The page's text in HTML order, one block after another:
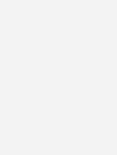
mit Hybrid­
und einem H